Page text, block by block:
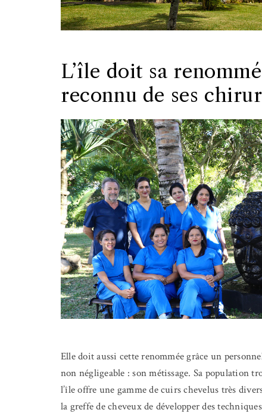
L’île doit sa
reconnu de ses
Elle doit aussi cette renommée grâce un
non négligeable : son métissage. Sa population
l’île offre une gamme de cuirs chevelus très
la greffe de cheveux de développer des